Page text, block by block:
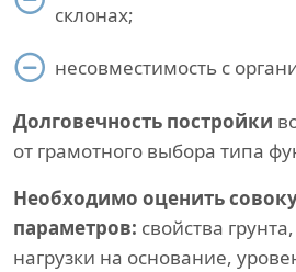
склонах;
несовместимость с
Долговечность постройки
от грамотного выбора типа
Необходимо оценить
параметров: свойства
нагрузки на основание,